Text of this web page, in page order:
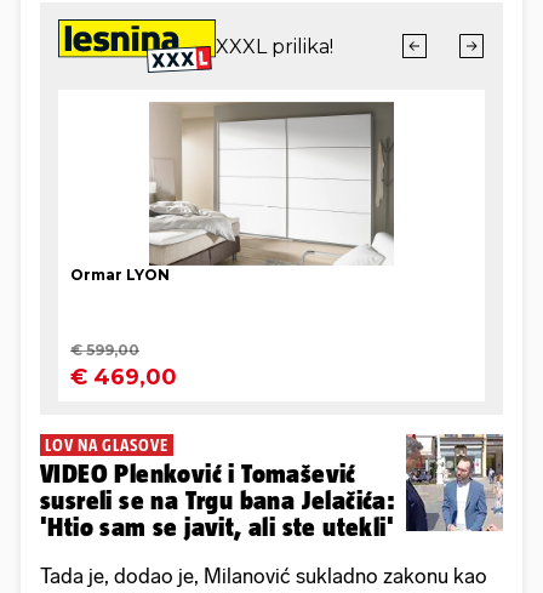
LOV NA GLASOVE
VIDEO Plenković i Tomašević
susreli se na Trgu bana Jelačića:
'Htio sam se javit, ali ste utekli'
Tada je, dodao je, Milanović sukladno zakonu kao